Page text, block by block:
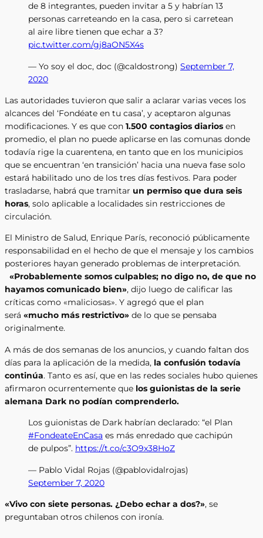
de 8 integrantes, pueden invitar a 5 y habrían 13
personas carreteando en la casa, pero si carretean
al aire libre tienen que echar a 3?
pic.twitter.com/gj8aON5X4s
— Yo soy el doc, doc (@caldostrong) September 7,
2020
Las autoridades tuvieron que salir a aclarar varias veces los
alcances del ‘Fondéate en tu casa’, y aceptaron algunas
modificaciones. Y es que con 1.500 contagios diarios en
promedio, el plan no puede aplicarse en las comunas donde
todavía rige la cuarentena, en tanto que en los municipios
que se encuentran ‘en transición’ hacia una nueva fase solo
estará habilitado uno de los tres días festivos. Para poder
trasladarse, habrá que tramitar un permiso que dura seis
horas, solo aplicable a localidades sin restricciones de
circulación.
El Ministro de Salud, Enrique París, reconoció públicamente
responsabilidad en el hecho de que el mensaje y los cambios
posteriores hayan generado problemas de interpretación.
«Probablemente somos culpables; no digo no, de que no
hayamos comunicado bien», dijo luego de calificar las
críticas como «maliciosas». Y agregó que el plan
será «mucho más restrictivo» de lo que se pensaba
originalmente.
A más de dos semanas de los anuncios, y cuando faltan dos
días para la aplicación de la medida, la confusión todavía
continúa. Tanto es así, que en las redes sociales hubo quienes
afirmaron ocurrentemente que los guionistas de la serie
alemana Dark no podían comprenderlo.
Los guionistas de Dark habrían declarado: “el Plan
#FondeateEnCasa es más enredado que cachipún
de pulpos”. https://t.co/c3O9x38HoZ
— Pablo Vidal Rojas (@pablovidalrojas)
September 7, 2020
«Vivo con siete personas. ¿Debo echar a dos?», se
preguntaban otros chilenos con ironía.